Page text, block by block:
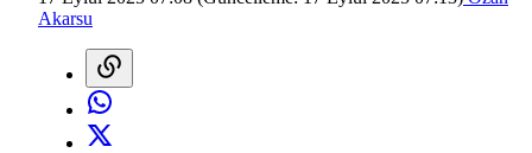
Akarsu